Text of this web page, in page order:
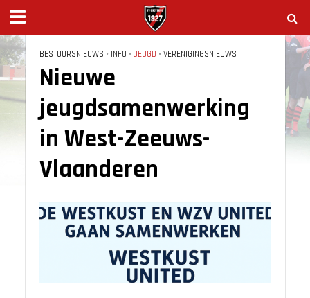
BESTUURSNIEUWS • INFO • JEUGD • VERENIGINGSNIEUWS
Nieuwe
jeugdsamenwerking
in West-Zeeuws-
Vlaanderen